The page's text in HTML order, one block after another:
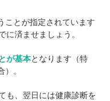
ことが指定されています
に済ませましょう。
が基本となります（特
。
も、翌日には健康診断を